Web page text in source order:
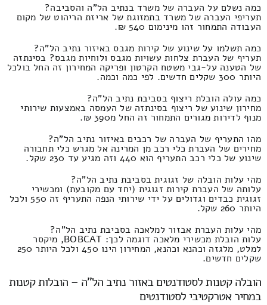
כמה נשלם על העברה של משרד בנתיב הל"ה והסביבה?
תעריפי העברה של משרד בתמזוגת של אריזת הריהוט של מקום
העבודה התמחור זהו מינימום 540 ₪.
כמה תשלמו על שינוע של קירות מגבס באיזור נתיב הל"ה?
תעריף של העברת צלחות עשויות מגבס ולוחיות מגבס? בסינתזה
של הטענה על-גבי משטח הקרטון ופריקה המחירון זה החל בולכל
היותר 300 שקלים חדשים. לפי כמה וכמה.
כמה עולה הובלת ריצוף בסביבת נתיב הל"ה?
מחירון שינוע של ריצוף בסינתזה של העמסה באמצעות שירותי
מנוף לדירות מגורים התמחור זה החל מ390 ₪.
מהו התעריף של העברה של רכבים באיזור נתיב הל"ה?
מחירים של העברת כלי רכב מן המרינה אל מגרש כלי תחבורה
שינוע של כלי רכב התעריף הוא 440 וזה מגיע עד 230 שקל.
מהי עלות הובלה של זגוגית בסביבת נתיב הל"ה?
עלותה של העברת קירות זגוגית (יחד עם מקובעת) ומכשירי
זגוגית כבדים וגדולים על ידי שירותי הנפה התעריף זה 550 ולכל
היותר 260 שקל.
מהי עלות העברת אבזור למלאכה בסביבת נתיב הל"ה?
עלות הובלת מכשירי מלאכה דוגמה לכך: BOBCAT, מיקסר
למלט, מלגזה וכהנא וכהנא, המחירון הינו 450 ולכל היותר 250
שקלים חדשים.
הובלה קטנות לסטודנטים באזור נתיב הל"ה – הובלות קטנות
במחיר אטרקטיבי לסטודנטים